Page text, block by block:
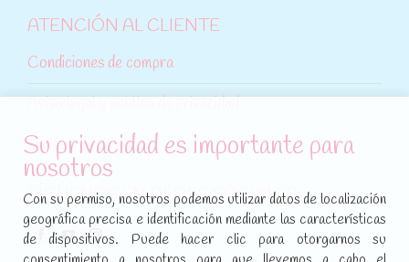
ATENCIÓN AL CLIENTE
Condiciones de compra
Política de cookies
SÍGUENOS EN REDES SOCIALES
Encuéntranos en:
Facebook
YouTubeInstagram
Su privacidad es importante para
nosotros
Con su permiso, nosotros podemos utilizar datos de localización
geográfica precisa e identificación mediante las características
de dispositivos. Puede hacer clic para otorgarnos su